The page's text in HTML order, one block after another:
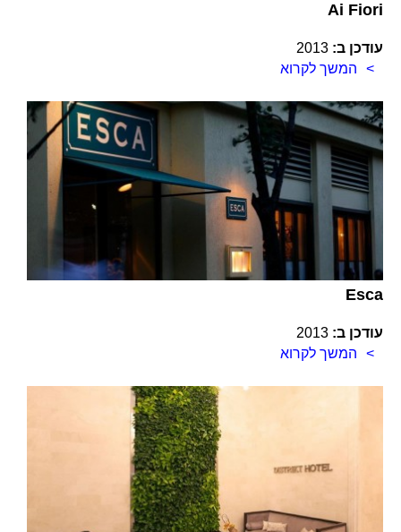
Ai Fiori
עודכן ב: 2013
המשך לקרוא
Esca
עודכן ב: 2013
המשך לקרוא